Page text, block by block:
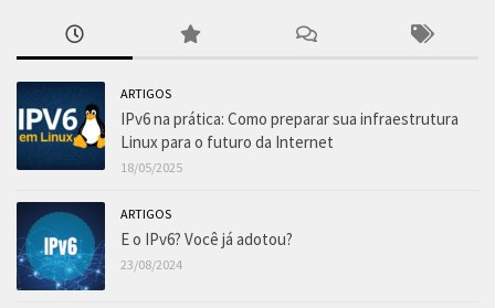
ARTIGOS
IPv6 na prática: Como preparar sua infraestrutura
Linux para o futuro da Internet
18/05/2025
ARTIGOS
E o IPv6? Você já adotou?
23/08/2024